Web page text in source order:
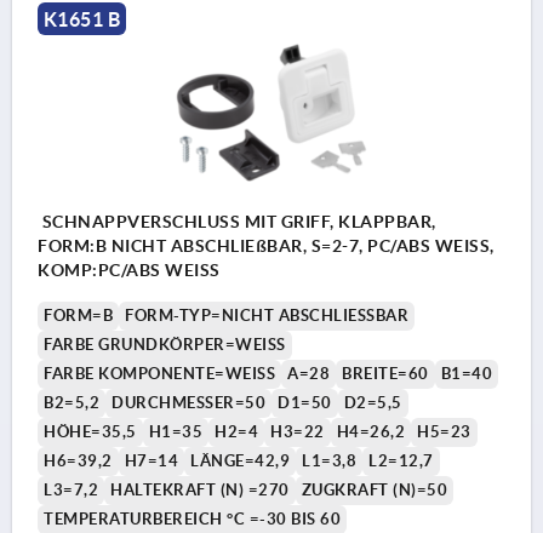
K1651 B
SCHNAPPVERSCHLUSS MIT GRIFF, KLAPPBAR,
FORM:B NICHT ABSCHLIEßBAR, S=2-7, PC/ABS WEISS,
KOMP:PC/ABS WEISS
FORM=B
FORM-TYP=NICHT ABSCHLIESSBAR
FARBE GRUNDKÖRPER=WEISS
FARBE KOMPONENTE=WEISS
A=28 BREITE=60
B1=40
B2=5,2
DURCHMESSER=50 D1=50
D2=5,5
HÖHE=35,5
H1=35 H2=4 H3=22 H4=26,2
H5=23
H6=39,2
H7=14 LÄNGE=42,9 L1=3,8
L2=12,7
L3=7,2
HALTEKRAFT (N) =270
ZUGKRAFT (N)=50
TEMPERATURBEREICH °C =-30 BIS 60